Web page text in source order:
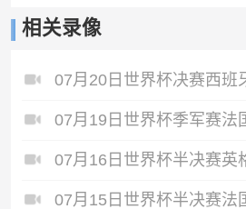
相关录像
07月20日世界杯决赛西班
07月19日世界杯季军赛法
07月15日世界杯半决赛法